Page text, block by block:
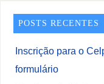
POSTS RECENTES
Inscrição para o
formulário